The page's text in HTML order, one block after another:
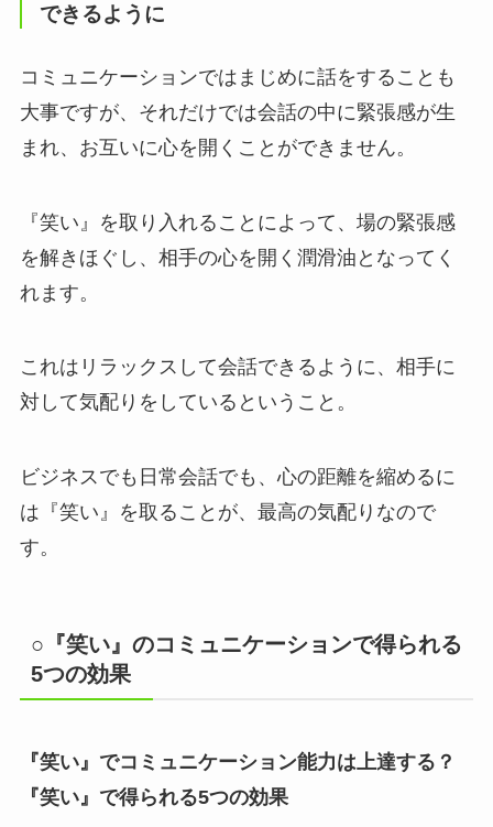
できるように
コミュニケーションではまじめに話をすることも
大事ですが、それだけでは会話の中に緊張感が生
まれ、お互いに心を開くことができません。
『笑い』を取り入れることによって、場の緊張感
を解きほぐし、相手の心を開く潤滑油となってく
れます。
これはリラックスして会話できるように、相手に
対して気配りをしているということ。
ビジネスでも日常会話でも、心の距離を縮めるに
は『笑い』を取ることが、最高の気配りなので
す。
○『笑い』のコミュニケーションで得られる
5つの効果
『笑い』でコミュニケーション能力は上達する？
『笑い』で得られる5つの効果